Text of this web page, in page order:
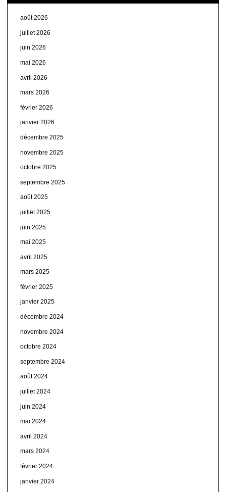
août 2026
juillet 2026
juin 2026
mai 2026
avril 2026
mars 2026
février 2026
janvier 2026
décembre 2025
novembre 2025
octobre 2025
septembre 2025
août 2025
juillet 2025
juin 2025
mai 2025
avril 2025
mars 2025
février 2025
janvier 2025
décembre 2024
novembre 2024
octobre 2024
septembre 2024
août 2024
juillet 2024
juin 2024
mai 2024
avril 2024
mars 2024
février 2024
janvier 2024